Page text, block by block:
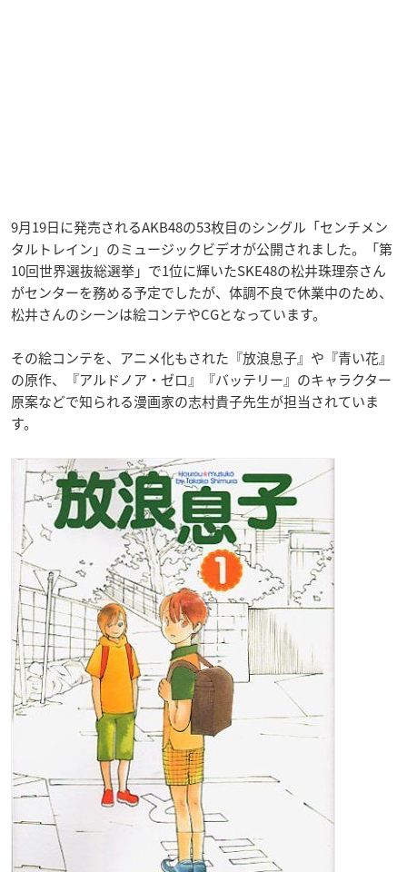
9月19日に発売されるAKB48の53枚目のシングル「センチメン
タルトレイン」のミュージックビデオが公開されました。「第
10回世界選抜総選挙」で1位に輝いたSKE48の松井珠理奈さん
がセンターを務める予定でしたが、体調不良で休業中のため、
松井さんのシーンは絵コンテやCGとなっています。
その絵コンテを、アニメ化もされた『放浪息子』や『青い花』
の原作、『アルドノア・ゼロ』『バッテリー』のキャラクター
原案などで知られる漫画家の志村貴子先生が担当されていま
す。